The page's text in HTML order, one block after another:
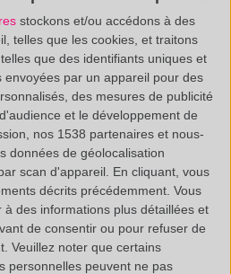
stockons et/ou accédons à des
telles que les cookies, et traitons
que des identifiants uniques et
par un appareil pour des
des mesures de publicité
et le développement de
nos 1538 partenaires et nous-
données de géolocalisation
scan d'appareil. En cliquant, vous
décrits précédemment. Vous
des informations plus détaillées et
de consentir ou pour refuser de
Veuillez noter que certains
personnelles peuvent ne pas
permet ensuite d’obtenir la
chimiques en présence dans
au nombre de photons émis.
dans l’usine a conduit à des
effet son résidu n’était pas
de
Sodiumet de Chlore,
La présence de ces
d’une matrice NaCl.